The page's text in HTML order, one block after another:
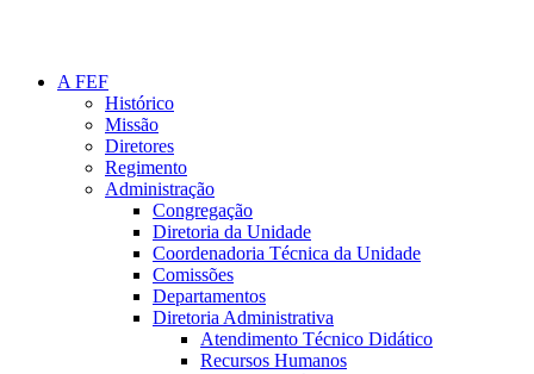
A FEF
Histórico
Missão
Diretores
Regimento
Administração
Congregação
Diretoria da Unidade
Coordenadoria Técnica da Unidade
Comissões
Departamentos
Diretoria Administrativa
Atendimento Técnico Didático
Recursos Humanos